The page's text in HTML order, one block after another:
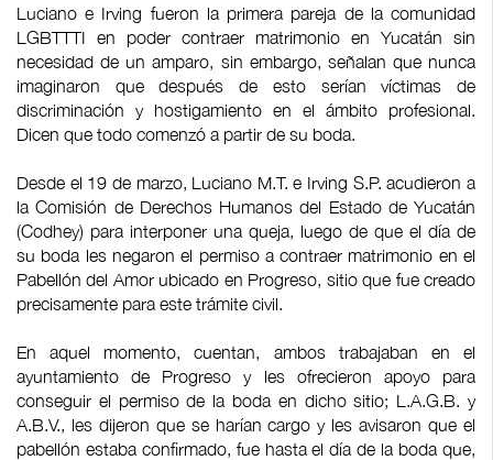
Luciano e Irving fueron la primera pareja de la comunidad
LGBTTTI en poder contraer matrimonio en Yucatán sin
necesidad de un amparo, sin embargo, señalan que nunca
imaginaron que después de esto serían víctimas de
discriminación y hostigamiento en el ámbito profesional.
Dicen que todo comenzó a partir de su boda.
Desde el 19 de marzo, Luciano M.T. e Irving S.P. acudieron a
la Comisión de Derechos Humanos del Estado de Yucatán
(Codhey) para interponer una queja, luego de que el día de
su boda les negaron el permiso a contraer matrimonio en el
Pabellón del Amor ubicado en Progreso, sitio que fue creado
precisamente para este trámite civil.
En aquel momento, cuentan, ambos trabajaban en el
ayuntamiento de Progreso y les ofrecieron apoyo para
conseguir el permiso de la boda en dicho sitio; L.A.G.B. y
A.B.V., les dijeron que se harían cargo y les avisaron que el
pabellón estaba confirmado, fue hasta el día de la boda que,